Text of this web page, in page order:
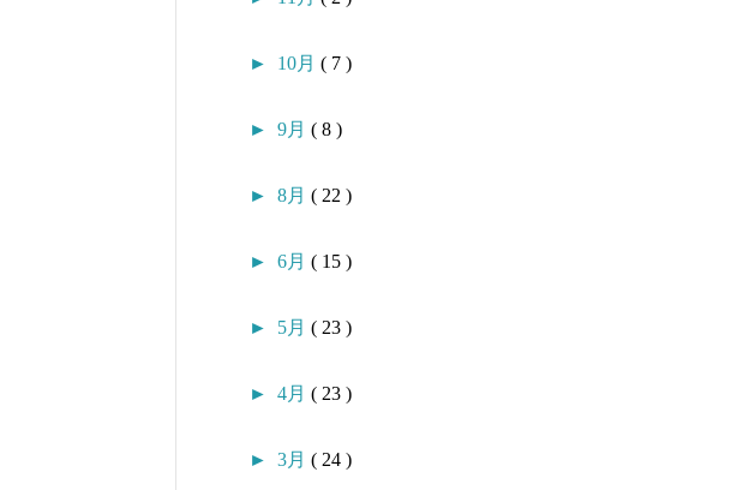
► 10月 ( 7 )
► 9月 ( 8 )
► 8月 ( 22 )
► 6月 ( 15 )
► 5月 ( 23 )
► 4月 ( 23 )
► 3月 ( 24 )